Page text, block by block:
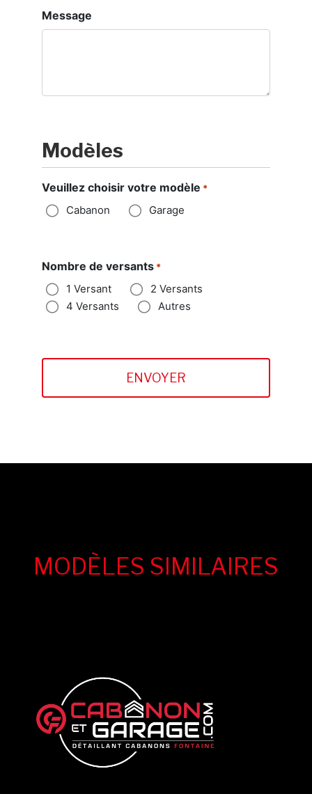
Message
Modèles
Veuillez choisir votre modèle *
Cabanon Garage
Nombre de versants *
1 Versant
2 Versants
4 Versants
Autres
MODÈLES SIMILAIRES